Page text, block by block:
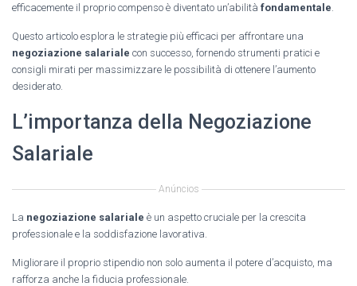
T
efficacemente il proprio compenso è diventato un’abilità fondamentale
Questo articolo esplora le strategie più efficaci per affrontare una
negoziazione salariale con successo, fornendo strumenti pratici e
consigli mirati per massimizzare le possibilità di ottenere l’aumento
desiderato.
L’importanza della Negoziazione
Salariale
Anúncios
La negoziazione salariale è un aspetto cruciale per la crescita
professionale e la soddisfazione lavorativa.
Migliorare il proprio stipendio non solo aumenta il potere d’acquisto, ma
rafforza anche la fiducia professionale.